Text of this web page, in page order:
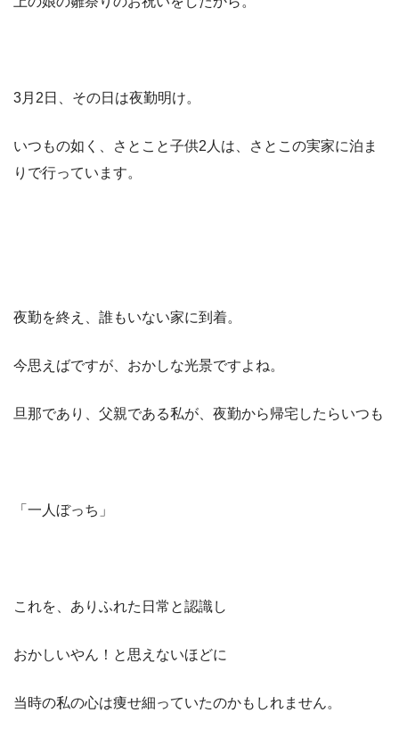
3月2日、その日は夜勤明け。
いつもの如く、さとこと子供2人は、さとこの実家に泊ま
りで行っています。
夜勤を終え、誰もいない家に到着。
今思えばですが、おかしな光景ですよね。
旦那であり、父親である私が、夜勤から帰宅したらいつも
「一人ぼっち」
これを、ありふれた日常と認識し
おかしいやん！と思えないほどに
当時の私の心は痩せ細っていたのかもしれません。